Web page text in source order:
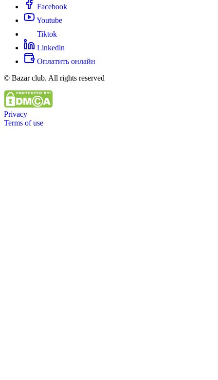
Facebook
Youtube
Tiktok
Linkedin
Оплатить онлайн
© Bazar club. All rights reserved
Privacy
Terms of use